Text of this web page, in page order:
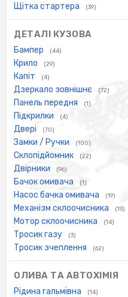
Щітка стартера (39)
ДЕТАЛІ КУЗОВА
Бампер (44)
Крило (29)
Капіт (4)
Дзеркало зовнішнє (72)
Панель передня (1)
Підкрилки (4)
Двері (70)
Замки / Ручки (100)
Склопідйомник (22)
Двірники (96)
Бачок омивача (1)
Насос бачка омивача (19)
Механізм склоочисника (13)
Мотор склоочисника (14)
Тросик газу (3)
Тросик зчеплення (62)
ОЛИВА ТА АВТОХІМІЯ
Рідина гальмівна (14)